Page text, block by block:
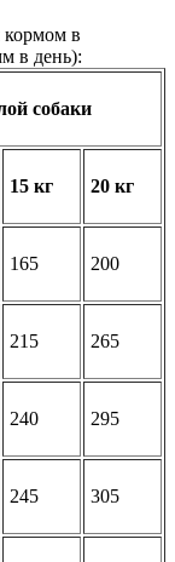
в
в день):
собаки
15 кг 20 кг
165 200
215 265
240 295
245 305